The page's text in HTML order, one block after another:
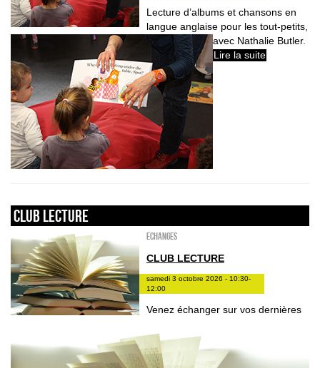
Lecture d’albums et chansons en
langue anglaise pour les tout-petits,
avec Nathalie Butler.
Lire la suite
Club lecture
ECHANGES
CLUB LECTURE
samedi 3 octobre 2026 - 10:30-
12:00
Venez échanger sur vos dernières